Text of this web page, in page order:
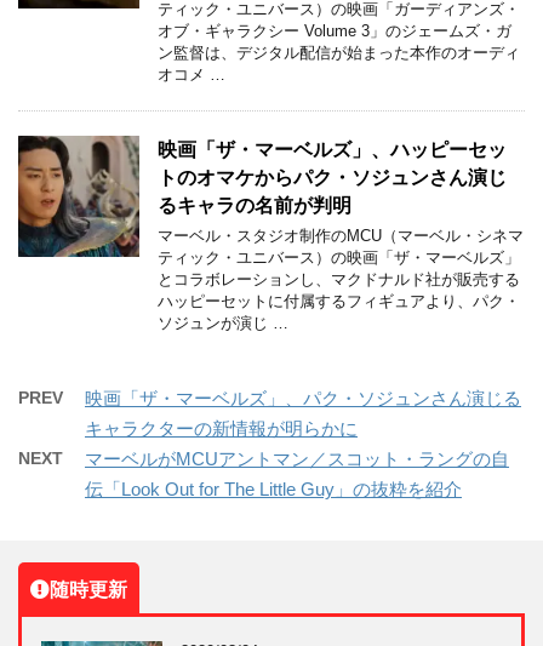
ティック・ユニバース）の映画「ガーディアンズ・
オブ・ギャラクシー Volume 3」のジェームズ・ガ
ン監督は、デジタル配信が始まった本作のオーディ
オコメ …
映画「ザ・マーベルズ」、ハッピーセッ
トのオマケからパク・ソジュンさん演じ
るキャラの名前が判明
マーベル・スタジオ制作のMCU（マーベル・シネマ
ティック・ユニバース）の映画「ザ・マーベルズ」
とコラボレーションし、マクドナルド社が販売する
ハッピーセットに付属するフィギュアより、パク・
ソジュンが演じ …
PREV
映画「ザ・マーベルズ」、パク・ソジュンさん演じる
キャラクターの新情報が明らかに
NEXT
マーベルがMCUアントマン／スコット・ラングの自
伝「Look Out for The Little Guy」の抜粋を紹介
随時更新